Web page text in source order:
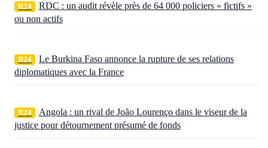
R24
RDC : un audit révèle près de 64 000 policiers « fictifs »
ou non actifs
R24
Le Burkina Faso annonce la rupture de ses relations
diplomatiques avec la France
R24
Angola : un rival de João Lourenço dans le viseur de la
justice pour détournement présumé de fonds